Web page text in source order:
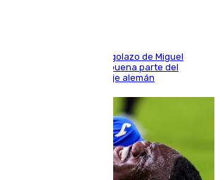
se adelantó con un golazo de Miguel
sensaciones durante buena parte del
cediendo ante el empuje alemán